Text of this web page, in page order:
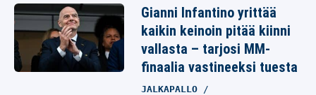
Gianni Infantino yrittää
kaikin keinoin pitää kiinni
vallasta – tarjosi MM-
finaalia vastineeksi tuesta
JALKAPALLO